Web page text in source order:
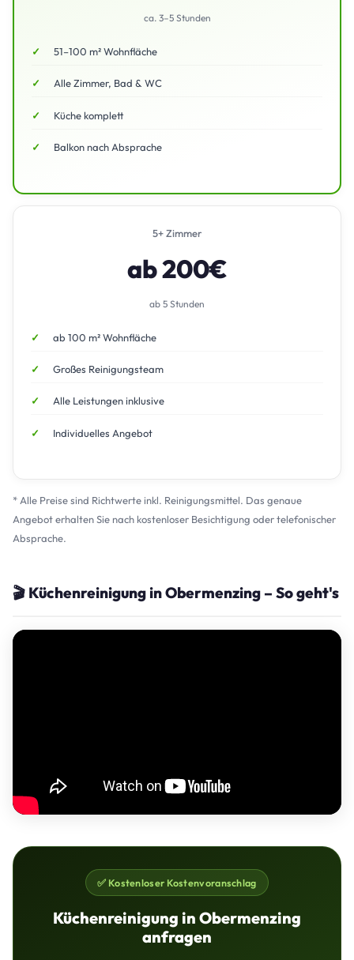
ca. 3–5 Stunden
51–100 m² Wohnfläche
Alle Zimmer, Bad & WC
Küche komplett
Balkon nach Absprache
5+ Zimmer
ab 200€
ab 5 Stunden
ab 100 m² Wohnfläche
Großes Reinigungsteam
Alle Leistungen inklusive
Individuelles Angebot
* Alle Preise sind Richtwerte inkl. Reinigungsmittel. Das genaue
Angebot erhalten Sie nach kostenloser Besichtigung oder telefonischer
Absprache.
🎬 Küchenreinigung in Obermenzing – So geht's
✅ Kostenloser Kostenvoranschlag
Küchenreinigung in Obermenzing
anfragen